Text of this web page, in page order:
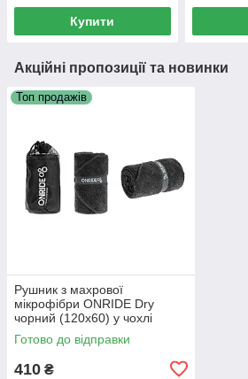
Купити
Акційні пропозиції та новинки
Топ продажів
Рушник з махрової
мікрофібри ONRIDE Dry
чорний (120х60) у чохлі
Готово до відправки
410 ₴